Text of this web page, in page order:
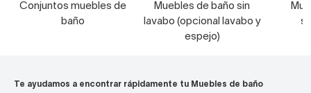
Conjuntos muebles de
baño
Muebles de baño sin
lavabo (opcional lavabo y
espejo)
Te ayudamos a encontrar rápidamente tu Muebles de baño